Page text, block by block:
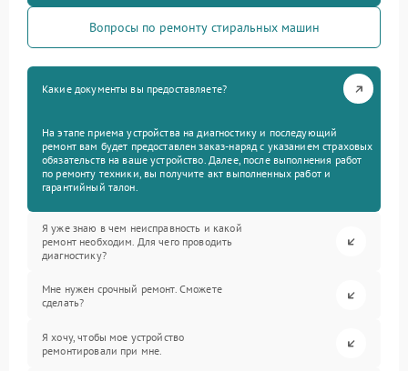
Вопросы по ремонту стиральных машин
Какие документы вы предоставляете?
На этапе приема устройства на диагностику и последующий
ремонт вам будет предоставлен заказ-наряд с указанием страховых
обязательств на ваше устройство. Далее, после выполнения работ
по ремонту техники, вы получите акт выполненных работ и
гарантийный талон.
Я уже знаю в чем неисправность и какой
ремонт необходим. Для чего проводить
диагностику?
Мне нужен срочный ремонт. Сможете
сделать?
Я хочу, чтобы мое устройство
ремонтировали при мне.